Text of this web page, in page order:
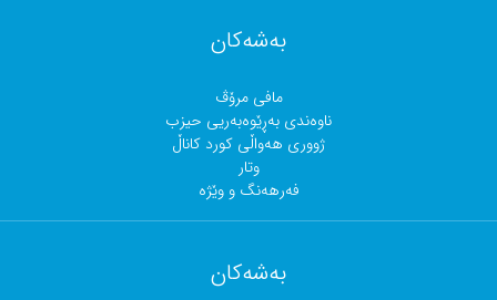
بەشەکان
مافی مرۆڤ
ناوەندی بەڕێوەبەریی حیزب
ژووری هەواڵی کورد کاناڵ
وتار
فەرهەنگ و وێژە
بەشەکان